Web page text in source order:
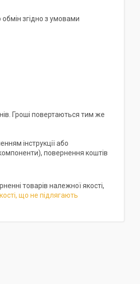
згідно з умовами
Гроші повертаються тим же
інструкції або
повернення коштів
товарів належної якості,
що не підлягають